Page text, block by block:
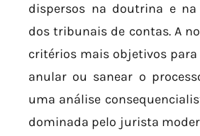
dispersos na doutrina e
dos tribunais de contas. A
critérios mais objetivos para
anular ou sanear o
uma análise
dominada pelo jurista